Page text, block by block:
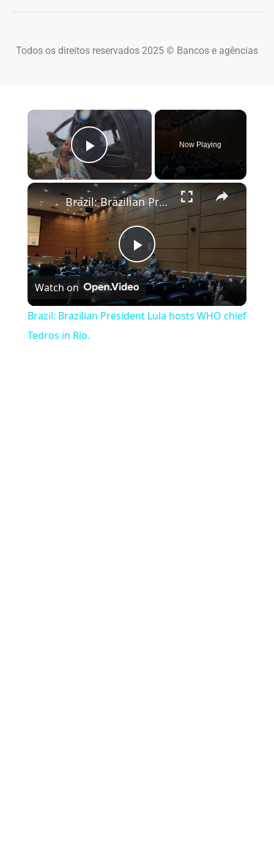
Todos os direitos reservados 2025 © Bancos e agências
×
Play Video
Now Playing
×
Play Video
Brazil: Brazilian President Lula hosts WHO chief Tedros in Rio.
Watch on
Brazil: Brazilian President Lula hosts WHO chief
Tedros in Rio.